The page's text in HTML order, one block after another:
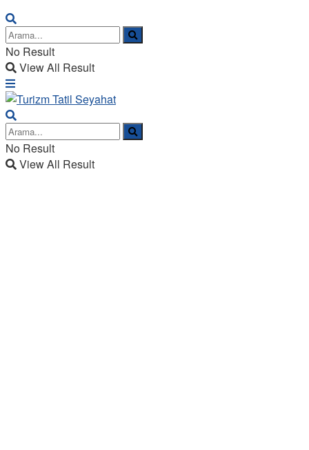
No Result
View All Result
No Result
View All Result